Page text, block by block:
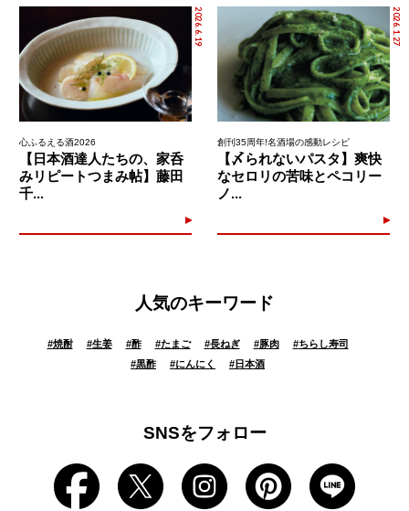
2026.6.19
心ふるえる酒2026
【日本酒達人たちの、家呑
みリピートつまみ帖】藤田
千...
2026.1.27
創刊35周年!名酒場の感動レシピ
【〆られないパスタ】爽快
なセロリの苦味とペコリー
ノ...
人気のキーワード
#焼酎 #生姜 #酢 #たまご #長ねぎ #豚肉 #ちらし寿司
#黒酢 #にんにく # 日本酒
SNSをフォロー